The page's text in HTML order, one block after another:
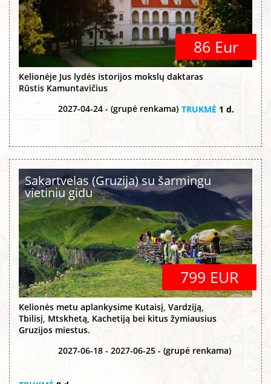
86 Eur
Kelionėje Jus lydės istorijos mokslų daktaras
Rūstis Kamuntavičius
2027-04-24 - (grupė renkama) TRUKMĖ 1 d.
Sakartvelas (Gruzija) su šarmingu
vietiniu gidu
799 EUR
Kelionės metu aplankysime Kutaisį, Vardziją,
Tbilisį, Mtskhetą, Kachetiją bei kitus žymiausius
Gruzijos miestus.
2027-06-18 - 2027-06-25 - (grupė renkama)